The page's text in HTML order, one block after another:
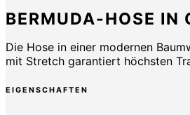
BERMUDA-HOSE IN
Die Hose in einer modernen
mit Stretch garantiert höchsten
EIGENSCHAFTEN